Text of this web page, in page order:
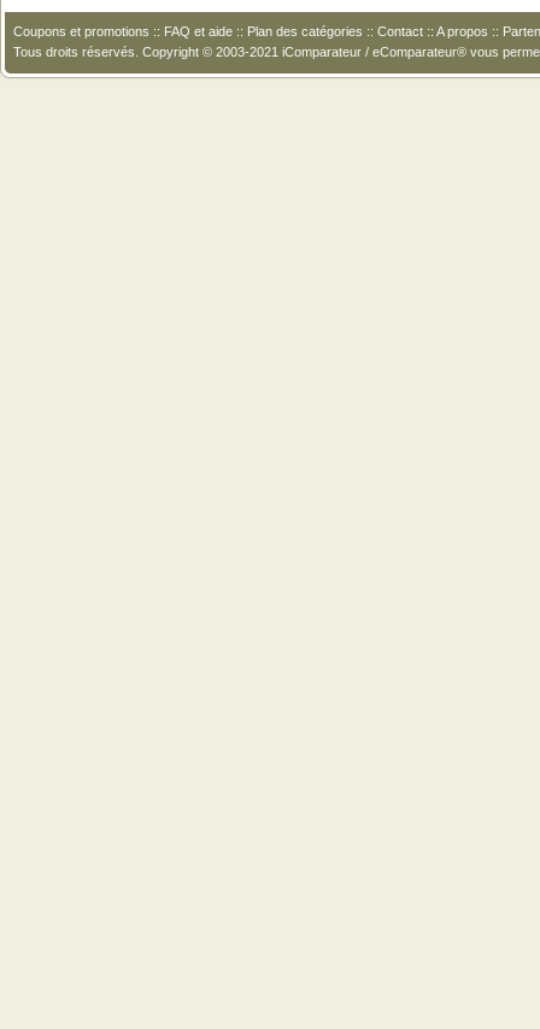
Coupons et promotions :: FAQ et aide :: Plan des catégories :: Contact :: A propos ::
Tous droits réservés. Copyright © 2003-2021 iComparateur / eComparateur® vous